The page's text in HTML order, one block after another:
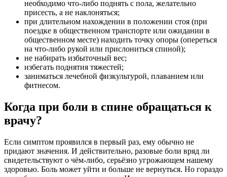
необходимо что-либо поднять с пола, желательно
присесть, а не наклоняться;
при длительном нахождении в положении стоя (при
поездке в общественном транспорте или ожидании в
общественном месте) находить точку опоры (опереться
на что-либо рукой или прислониться спиной);
не набирать избыточный вес;
избегать поднятия тяжестей;
заниматься лечебной физкультурой, плаванием или
фитнесом.
Когда при боли в спине обращаться к
врачу?
Если симптом проявился в первый раз, ему обычно не
придают значения. И действительно, разовые боли вряд ли
свидетельствуют о чём-либо, серьёзно угрожающем нашему
здоровью. Боль может уйти и больше не вернуться. Но гораздо